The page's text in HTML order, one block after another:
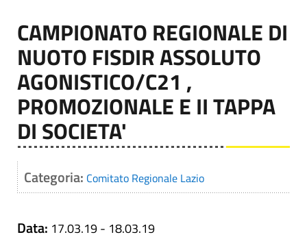
CAMPIONATO REGIONALE DI
NUOTO FISDIR ASSOLUTO
AGONISTICO/C21 ,
PROMOZIONALE E II TAPPA
DI SOCIETA'
Categoria: Comitato Regionale Lazio
Data: 17.03.19 - 18.03.19